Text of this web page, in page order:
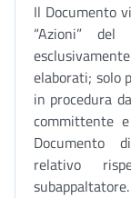
Il Documento
“Azioni”
elaborati; solo
in procedura
committente
Documento
relativo
subappaltatore.